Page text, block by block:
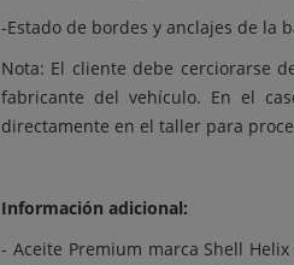
-Estado de bordes y anclajes de la
Nota: El cliente debe cerciorarse
fabricante del vehículo. En el
directamente en el taller para
Información adicional:
- Aceite Premium marca Shell